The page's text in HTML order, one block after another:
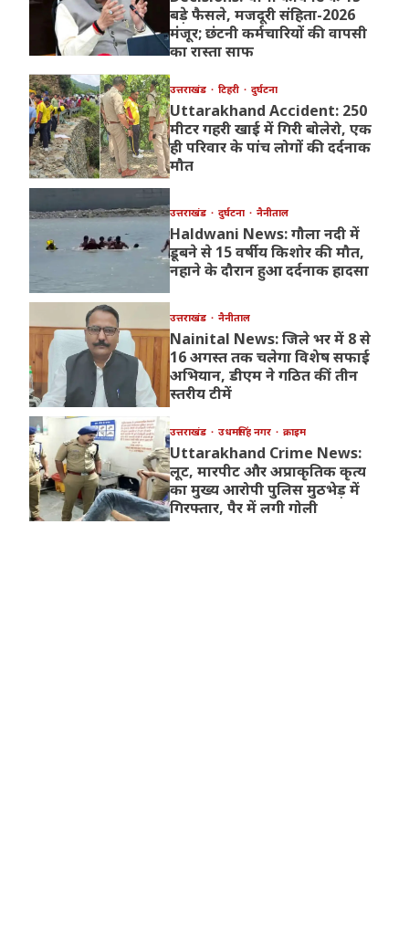
बड़े फैसले, मजदूरी संहिता-2026
मंजूर; छंटनी कर्मचारियों की वापसी
का रास्ता साफ
उत्तराखंड टिहरी दुर्घटना
Uttarakhand Accident: 250
मीटर गहरी खाई में गिरी बोलेरो, एक
ही परिवार के पांच लोगों की दर्दनाक
मौत
उत्तराखंड दुर्घटना नैनीताल
Haldwani News: गौला नदी में
डूबने से 15 वर्षीय किशोर की मौत,
नहाने के दौरान हुआ दर्दनाक हादसा
उत्तराखंड नैनीताल
Nainital News: जिले भर में 8 से
16 अगस्त तक चलेगा विशेष सफाई
अभियान, डीएम ने गठित कीं तीन
स्तरीय टीमें
उत्तराखंड उधमसिंह नगर क्राइम
Uttarakhand Crime News:
लूट, मारपीट और अप्राकृतिक कृत्य
का मुख्य आरोपी पुलिस मुठभेड़ में
गिरफ्तार, पैर में लगी गोली